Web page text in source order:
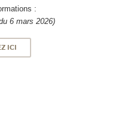
:
6 mars 2026)
ICI